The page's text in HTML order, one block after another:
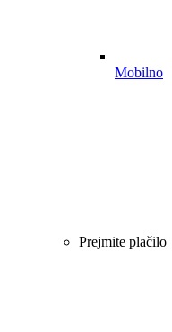
Mobilno
Prejmite plačilo